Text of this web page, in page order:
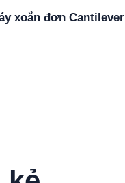
xoắn đơn Cantilever